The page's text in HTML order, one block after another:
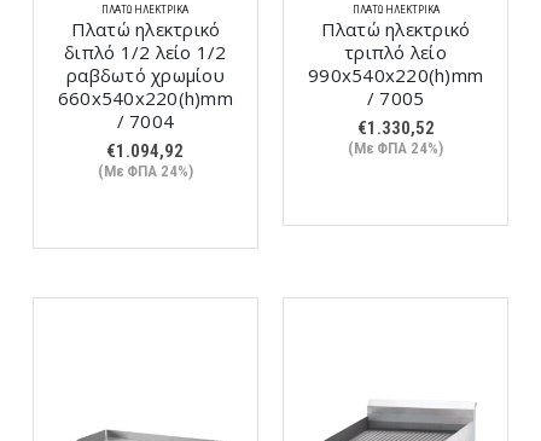
ΠΛΑΤΏ ΗΛΕΚΤΡΙΚΆ
Πλατώ ηλεκτρικό
διπλό 1/2 λείο 1/2
ραβδωτό χρωμίου
660x540x220(h)mm
/ 7004
€1.094,92
(Με ΦΠΑ 24%)
ΠΛΑΤΏ ΗΛΕΚΤΡΙΚΆ
Πλατώ ηλεκτρικό
τριπλό λείο
990x540x220(h)mm
/ 7005
€1.330,52
(Με ΦΠΑ 24%)